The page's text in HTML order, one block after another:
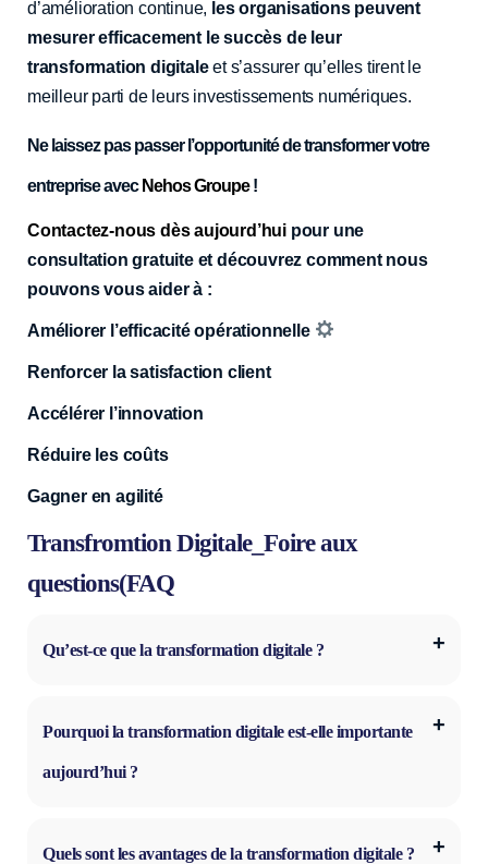
d’amélioration continue, les organisations peuvent
mesurer efficacement le succès de leur
transformation digitaleet s’assurer qu’elles tirent le
meilleur parti de leurs investissements numériques.
Ne laissez pas passer l’opportunité de transformer votre
entreprise avec Nehos Groupe!
Contactez-nous dès aujourd’hui pour une
consultation gratuite et découvrez comment nous
pouvons vous aider à :
Améliorer l’efficacité opérationnelle
Renforcer la satisfaction client
Accélérer l’innovation
Réduire les coûts
Gagner en agilité‍
Transfromtion Digitale_Foire aux
questions(FAQ
Qu’est-ce que la transformation digitale ?
Pourquoi la transformation digitale est-elle importante
aujourd’hui ?
Quels sont les avantages de la transformation digitale ?